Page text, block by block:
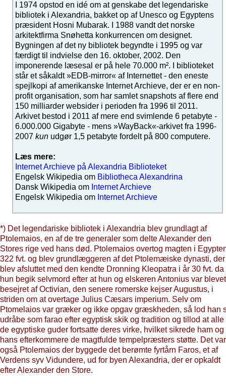
I 1974 opstod en idé om at genskabe det legendariske
bibliotek i Alexandria, bakket op af Unesco og Egyptens
præsident Hosni Mubarak. I 1988 vandt det norske
arkitektfirma Snøhetta konkurrencen om designet.
Bygningen af det ny bibliotek begyndte i 1995 og var
færdigt til indvielse den 16. oktober, 2002. Den
imponerende læsesal er på hele 70.000 m². I biblioteket
står et såkaldt »EDB-mirror« af Internettet - den eneste
spejlkopi af amerikanske Internet Archieve, der er en non-
profit organisation, som har samlet snapshots af flere end
150 milliarder websider i perioden fra 1996 til 2011.
Arkivet bestod i 2011 af mere end svimlende 6 petabyte -
6.000.000 Gigabyte - mens »WayBack«-arkivet fra 1996-
2007 kunudgør 1,5 petabyte fordelt på 800 computere.
Læs mere:
Internet Archieve på Alexandria Biblioteket
Engelsk Wikipedia om Bibliotheca Alexandrina
Dansk Wikipedia om Internet Archieve
Engelsk Wikipedia om Internet Archieve
*) Det legendariske bibliotek i Alexandria blev grundlagt af
Ptolemaios, en af de tre generaler som delte Alexander den
Stores rige ved hans død. Ptolemaios overtog magten i
322 fvt. og blev grundlæggeren af det Ptolemæiske dynasti, der
blev afsluttet med den kendte Dronning Kleopatra i år 30 fvt. da
hun begik selvmord efter at hun og elskeren Antonius var blevet
besejret af Octivian, den senere romerske kejser Augustus, i
striden om at overtage Julius Cæsars imperium. Selv om
Ptomelaios var græker og ikke opgav græskheden, så lod han
udråbe som farao efter egyptisk skik og tradition og tillod at alle
de egyptiske guder fortsatte deres virke, hvilket sikrede ham og
hans efterkommere de magtfulde tempelpræsters støtte. Det var
også Ptolemaios der byggede det berømte fyrtårn Faros, et af
Verdens syv Vidundere, ud for byen Alexandria, der er opkaldt
efter Alexander den Store.